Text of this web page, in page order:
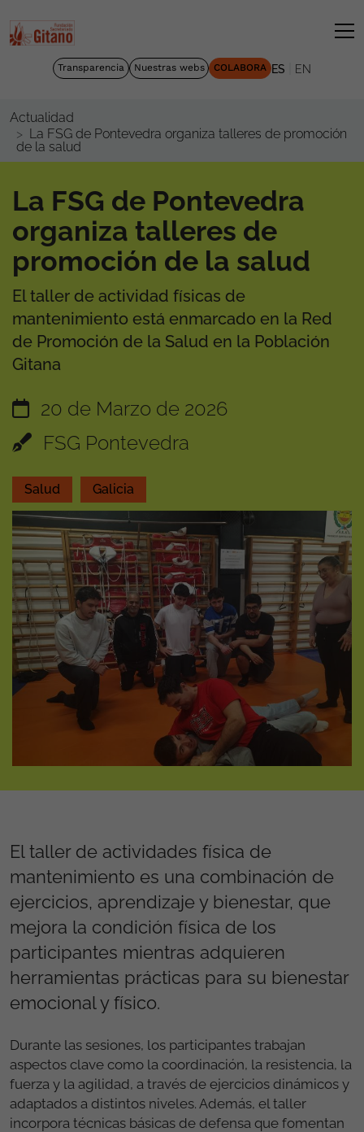
Transparencia Nuestras webs COLABORA ES EN
Actualidad
La FSG de Pontevedra organiza talleres de promoción
de la salud
La FSG de Pontevedra
organiza talleres de
promoción de la salud
El taller de actividad físicas de
mantenimiento está enmarcado en la Red
de Promoción de la Salud en la Población
Gitana
20 de Marzo de 2026
FSG Pontevedra
Salud Galicia
El taller de actividades física de
mantenimiento es una combinación de
ejercicios, aprendizaje y bienestar, que
mejora la condición física de los
participantes mientras adquieren
herramientas prácticas para su bienestar
emocional y físico.
Durante las sesiones, los participantes trabajan
aspectos clave como la coordinación, la resistencia, la
fuerza y la agilidad, a través de ejercicios dinámicos y
adaptados a distintos niveles. Además, el taller
incorpora técnicas básicas de defensa que fomentan